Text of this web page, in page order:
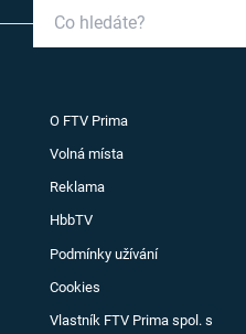
O FTV Prima
Volná místa
Reklama
HbbTV
Podmínky užívání
Cookies
Vlastník FTV Prima spol. s